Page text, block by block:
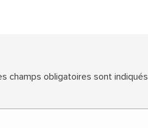
champs obligatoires sont indiqués